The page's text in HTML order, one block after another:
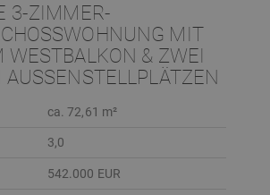
3-ZIMMER-
MIT
& ZWEI G
ca. 72,61 m²
3,0
542.000 EUR